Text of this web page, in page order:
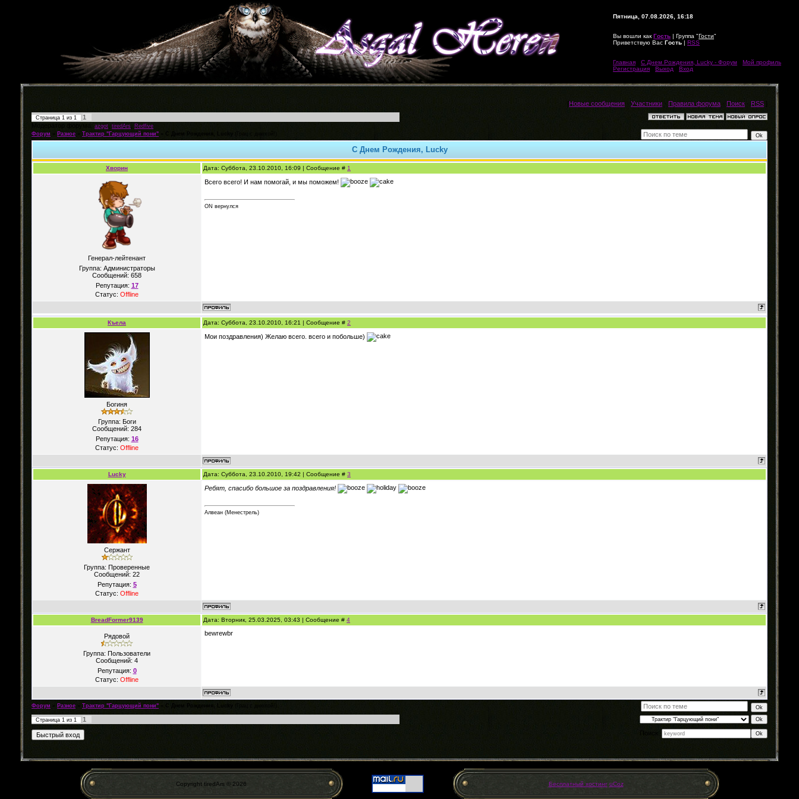
Пятница, 07.08.2026, 16:18
Вы вошли как Гость | Группа "Гости"
Приветствую Вас Гость | RSS
Главная С Днем Рождения, Lucky - Форум Мой профиль
Регистрация
Выход Вход
Новые сообщения Участники Правила форума Поиск RSS
Страница 1 из 1
1
Модератор форума: azgot tiredArs
Redfive
Форум
Разное Трактир "Гарцующий пони"
С Днем Рождения, Lucky
Хворин Дата: Суббота, 23.10.2010, 16:09 | Сообщение # 1
Генерал-лейтенант
Группа: Администраторы
Сообщений: 658
Репутация: 17
Статус: Offline
Всего всего! И нам помогай, и мы поможем!
ON вернулся
Къела Дата: Суббота, 23.10.2010, 16:21 | Сообщение # 2
Богиня
Группа: Боги
Сообщений: 284
Репутация: 16
Статус: Offline
Мои поздравления) Желаю всего. всего и побольше)
Lucky Дата: Суббота, 23.10.2010, 19:42 | Сообщение # 3
Сержант
Группа: Проверенные
Сообщений: 22
Репутация: 5
Статус: Offline
Ребят, спасибо большое за поздравления!
Алвеан (Менестрель)
BreadFormer9139 Дата: Вторник, 25.03.2025, 03:43 | Сообщение # 4
Рядовой
Группа: Пользователи
Сообщений: 4
Репутация: 0
Статус: Offline
bewrewbr
Форум Разное Трактир "Гарцующий пони" С Днем Рождения, Lucky
Страница 1 из 1
1
Copyright tiredArs © 2026 Бесплатный хостинг uCoz